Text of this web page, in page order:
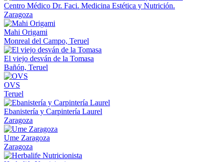
Centro Médico Dr. Faci. Medicina Estética y Nutrición.
Zaragoza
Mahi Origami
Monreal del Campo, Teruel
El viejo desván de la Tomasa
Bañón, Teruel
OVS
Teruel
Ebanistería y Carpintería Laurel
Zaragoza
Ume Zaragoza
Zaragoza